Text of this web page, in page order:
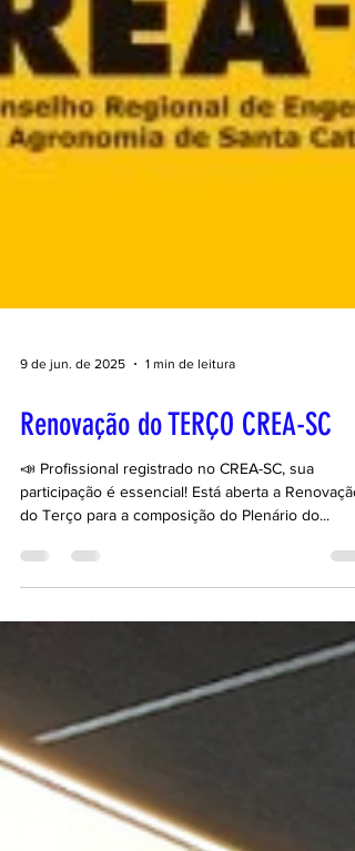
9 de jun. de 2025 1 min de leitura
Renovação do TERÇO CREA-SC
📣 Profissional registrado no CREA-SC, sua
participação é essencial! Está aberta a Renovação